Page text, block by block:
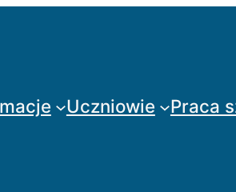
Uczniowie Praca